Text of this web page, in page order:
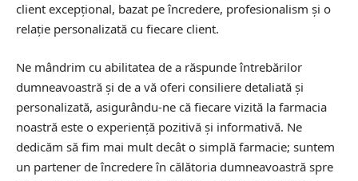
client excepțional, bazat pe încredere, profesionalism și o
relație personalizată cu fiecare client.
Ne mândrim cu abilitatea de a răspunde întrebărilor
dumneavoastră și de a vă oferi consiliere detaliată și
personalizată, asigurându-ne că fiecare vizită la farmacia
noastră este o experiență pozitivă și informativă. Ne
dedicăm să fim mai mult decât o simplă farmacie; suntem
un partener de încredere în călătoria dumneavoastră spre